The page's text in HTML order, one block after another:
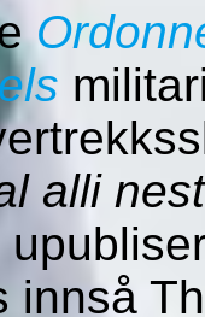
alli
innså